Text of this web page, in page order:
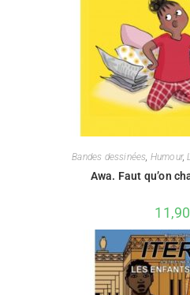
Bandes dessinées, Humour,
Awa. Faut qu’on
11,90